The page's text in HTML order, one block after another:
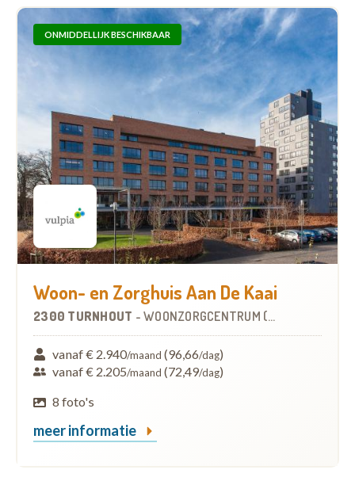
ONMIDDELLIJK BESCHIKBAAR
Woon- en Zorghuis Aan De Kaai
2300 TURNHOUT - WOONZORGCENTRUM (WZC)
vanaf € 2.940/maand (96,66/dag)
vanaf € 2.205/maand (72,49/dag)
8 foto's
meer informatie